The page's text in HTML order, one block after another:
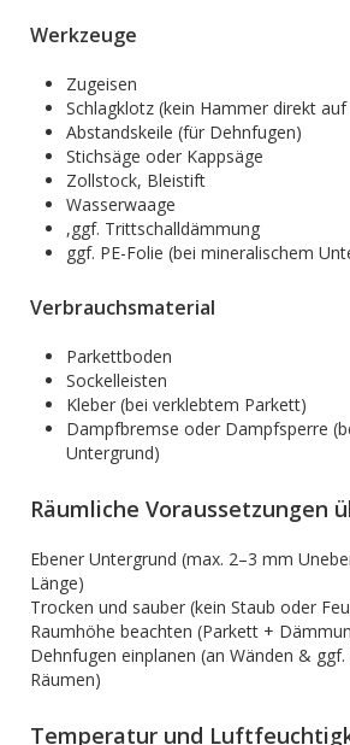
Werkzeuge
Zugeisen
Schlagklotz (kein Hammer direkt
Abstandskeile (für Dehnfugen)
Stichsäge oder Kappsäge
Zollstock, Bleistift
Wasserwaage
,ggf. Trittschalldämmung
ggf. PE-Folie (bei mineralischem
Verbrauchsmaterial
Parkettboden
Sockelleisten
Kleber (bei verklebtem Parkett)
Dampfbremse oder Dampfsperre
Untergrund)
Räumliche Voraussetzungen
Ebener Untergrund (max. 2–3 mm
Länge)
Trocken und sauber (kein Staub oder
Raumhöhe beachten (Parkett +
Dehnfugen einplanen (an Wänden &
Räumen)
Temperatur und